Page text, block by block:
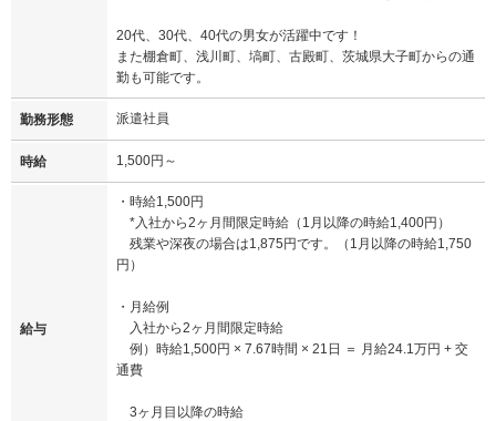
20代、30代、40代の男女が活躍中です！
また棚倉町、浅川町、塙町、古殿町、茨城県大子町からの通
勤も可能です。
勤務形態 派遣社員
時給 1,500円～
給与
・時給1,500円
*入社から2ヶ月間限定時給（1月以降の時給1,400円）
残業や深夜の場合は1,875円です。（1月以降の時給1,750
円）
・月給例
入社から2ヶ月間限定時給
例）時給1,500円 × 7.67時間 × 21日 ＝ 月給24.1万円 + 交
通費
3ヶ月目以降の時給